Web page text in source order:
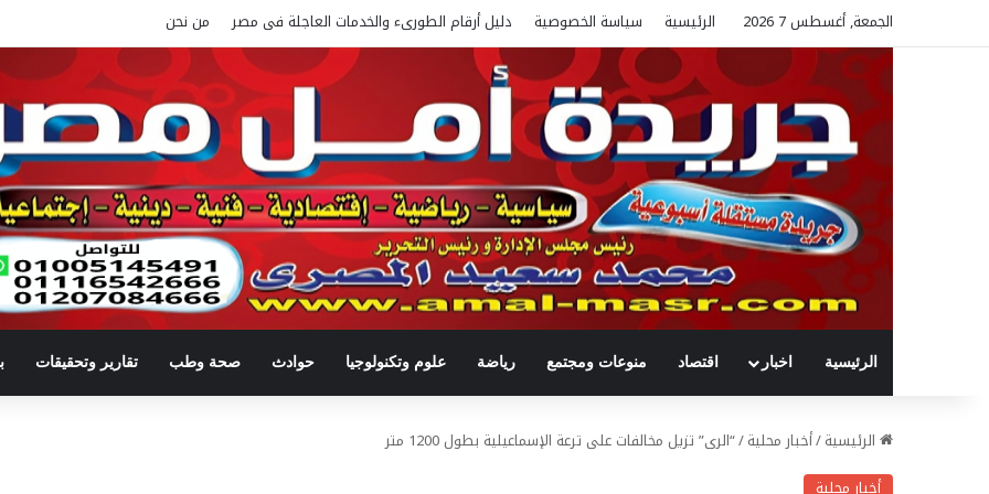
الجمعة, أغسطس 7 2026 الرئيسية سياسة الخصوصية دليل أرقام الطورىء والخدمات العاجلة فى مصر من نحن
الرئيسية اخبار اقتصاد منوعات ومجتمع رياضة علوم وتكنولوجيا حوادث صحة وطب تقارير وتحقيقات
الرئيسية/أخبار محلية/“الرى” تزيل مخالفات على ترعة الإسماعيلية بطول 1200 متر
أخبار محلية